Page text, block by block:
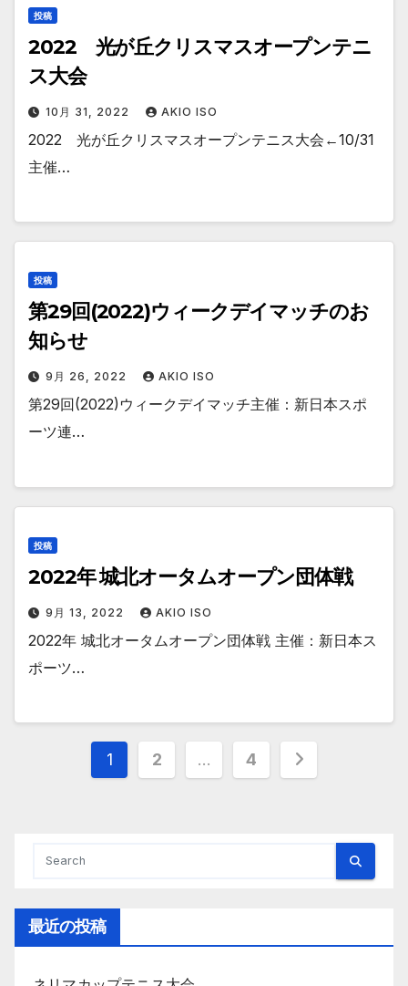
投稿
2022 光が丘クリスマスオープンテニ
ス大会
10月 31, 2022 AKIO ISO
2022 光が丘クリスマスオープンテニス大会←10/31
主催…
投稿
第29回(2022)ウィークデイマッチのお
知らせ
9月 26, 2022 AKIO ISO
第29回(2022)ウィークデイマッチ主催：新日本スポ
ーツ連…
投稿
2022年 城北オータムオープン団体戦
9月 13, 2022 AKIO ISO
2022年 城北オータムオープン団体戦 主催：新日本ス
ポーツ…
投
ー
ジ
1 2 … 4
最近の投稿